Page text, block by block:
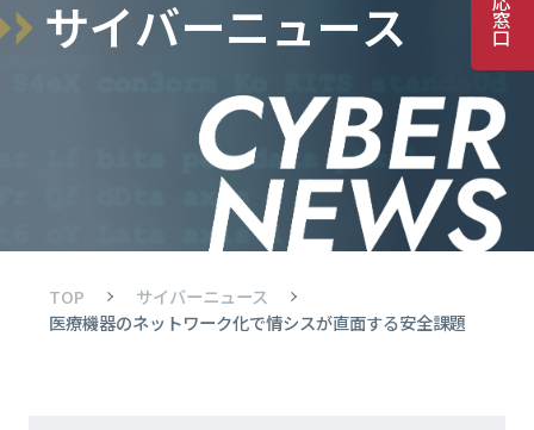
窓
口
サイバーニュース
TOP
サイバーニュース
医療機器のネットワーク化で情シスが直面する安全課題